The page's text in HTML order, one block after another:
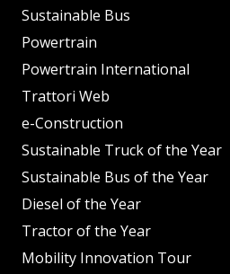
Sustainable Bus
Powertrain
Powertrain International
Trattori Web
e-Construction
Sustainable Truck of the Year
Sustainable Bus of the Year
Diesel of the Year
Tractor of the Year
Mobility Innovation Tour